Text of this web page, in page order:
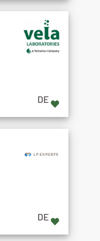
DE
DE